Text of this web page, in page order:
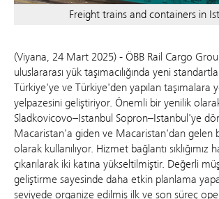
Freight trains and containers in
(Viyana, 24 Mart 2025) - ÖBB Rail Cargo
uluslararası yük taşımacılığında yeni
Türkiye'ye ve Türkiye'den yapılan taşımalara
yelpazesini geliştiriyor. Önemli bir yenilik
Sladkovicovo–Istanbul Sopron–Istanbul'ye
Macaristan'a giden ve Macaristan'dan gelen
olarak kullanılıyor. Hizmet bağlantı sıklığımız
çıkarılarak iki katına yükseltilmiştir. Değerli
geliştirme sayesinde daha etkin planlama
seviyede organize edilmiş ilk ve son süreç